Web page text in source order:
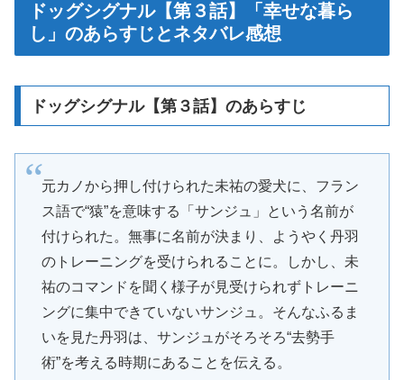
ドッグシグナル【第３話】「幸せな暮ら
し」のあらすじとネタバレ感想
ドッグシグナル【第３話】のあらすじ
元カノから押し付けられた未祐の愛犬に、フラン
ス語で“猿”を意味する「サンジュ」という名前が
付けられた。無事に名前が決まり、ようやく丹羽
のトレーニングを受けられることに。しかし、未
祐のコマンドを聞く様子が見受けられずトレーニ
ングに集中できていないサンジュ。そんなふるま
いを見た丹羽は、サンジュがそろそろ“去勢手
術”を考える時期にあることを伝える。